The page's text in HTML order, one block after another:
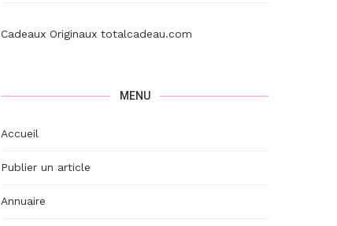
Cadeaux Originaux totalcadeau.com
MENU
Accueil
Publier un article
Annuaire